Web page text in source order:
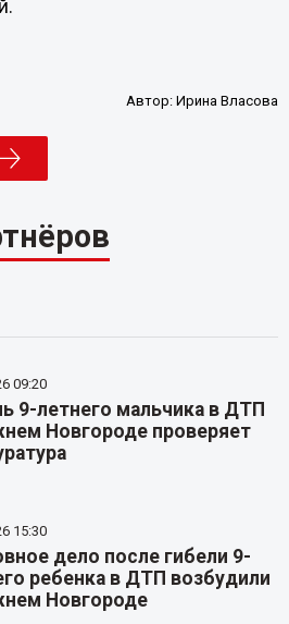
Автор:Ирина Власова
09:20
9-летнего мальчика в ДТП
Новгороде проверяет
15:30
дело после гибели 9-
ребенка в ДТП возбудили
Новгороде